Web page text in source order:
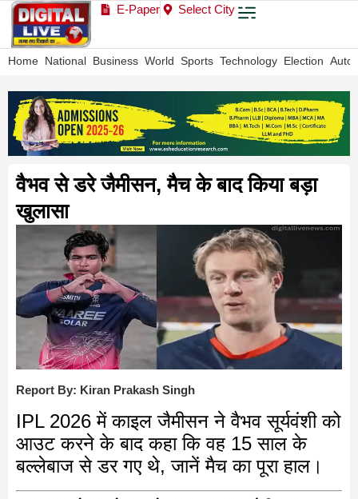
E-Paper Select City
Home National Business World Sports Technology Election Auto
वैभव से डरे जैमीसन, मैच के बाद किया बड़ा
खुलासा
Report By: Kiran Prakash Singh
IPL 2026 में काइल जैमीसन ने वैभव सूर्यवंशी को
आउट करने के बाद कहा कि वह 15 साल के
बल्लेबाज से डर गए थे, जानें मैच का पूरा हाल।